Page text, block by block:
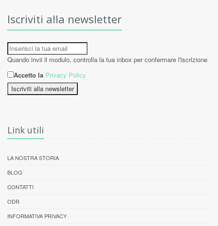
Iscriviti alla newsletter
Quando invii il modulo, controlla la tua inbox per confermare l'iscrizione
Accetto la Privacy Policy
Iscriviti alla newsletter
Link utili
LA NOSTRA STORIA
BLOG
CONTATTI
ODR
INFORMATIVA PRIVACY